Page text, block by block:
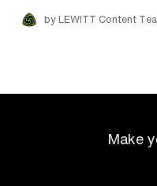
by LEWITT Content
Make